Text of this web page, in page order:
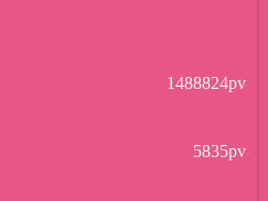
1488824pv
5835pv